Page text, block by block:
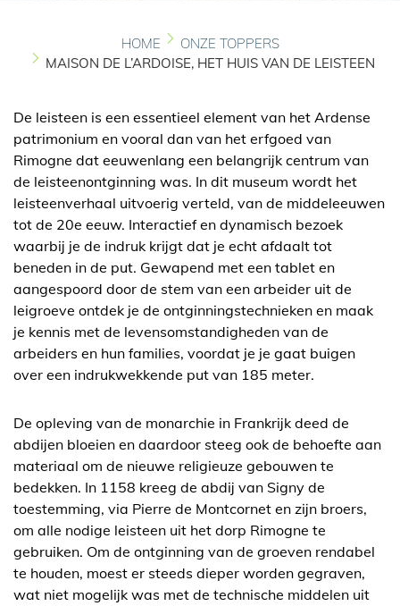
HOME
ONZE TOPPERS
MAISON DE L’ARDOISE, HET HUIS VAN DE LEISTEEN
De leisteen is een essentieel element van het Ardense
patrimonium en vooral dan van het erfgoed van
Rimogne dat eeuwenlang een belangrijk centrum van
de leisteenontginning was. In dit museum wordt het
leisteenverhaal uitvoerig verteld, van de middeleeuwen
tot de 20e eeuw. Interactief en dynamisch bezoek
waarbij je de indruk krijgt dat je echt afdaalt tot
beneden in de put. Gewapend met een tablet en
aangespoord door de stem van een arbeider uit de
leigroeve ontdek je de ontginningstechnieken en maak
je kennis met de levensomstandigheden van de
arbeiders en hun families, voordat je je gaat buigen
over een indrukwekkende put van 185 meter.
De opleving van de monarchie in Frankrijk deed de
abdijen bloeien en daardoor steeg ook de behoefte aan
materiaal om de nieuwe religieuze gebouwen te
bedekken. In 1158 kreeg de abdij van Signy de
toestemming, via Pierre de Montcornet en zijn broers,
om alle nodige leisteen uit het dorp Rimogne te
gebruiken. Om de ontginning van de groeven rendabel
te houden, moest er steeds dieper worden gegraven,
wat niet mogelijk was met de technische middelen uit